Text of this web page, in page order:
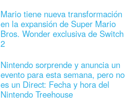
Mario tiene nueva transformación
en la expansión de Super Mario
Bros. Wonder exclusiva de Switch
2
Nintendo sorprende y anuncia un
evento para esta semana, pero no
es un Direct: Fecha y hora del
Nintendo Treehouse